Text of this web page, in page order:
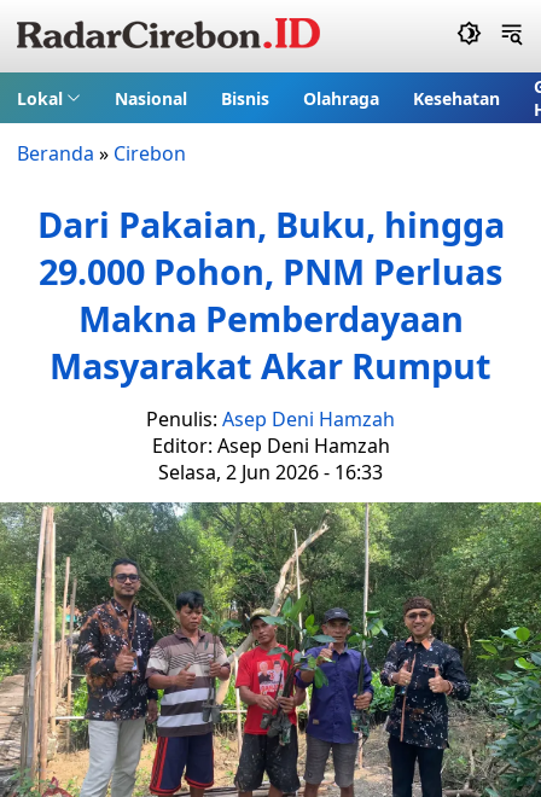
Lokal Nasional Bisnis Olahraga Kesehatan
Beranda » Cirebon
Dari Pakaian, Buku, hingga
29.000 Pohon, PNM Perluas
Makna Pemberdayaan
Masyarakat Akar Rumput
Penulis: Asep Deni Hamzah
Editor: Asep Deni Hamzah
Selasa, 2 Jun 2026 - 16:33